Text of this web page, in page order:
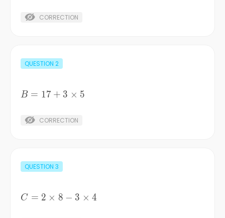
CORRECTION
QUESTION 2
B=17+3\times5
B = 17 + 3 × 5
CORRECTION
QUESTION 3
C=2\times8-
C = 2 × 8 − 3 × 4